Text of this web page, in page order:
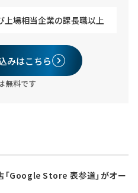
上場相当企業の課長職以上
みはこちら
無料です
Google Store 表参道」がオー